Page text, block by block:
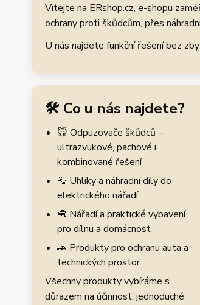
Vítejte na ERshop.cz, e-shopu
ochrany proti škůdcům, přes
U nás najdete funkční řešení bez
🛠️ Co u nás najdete?
🐭 Odpuzovače škůdců –
ultrazvukové, pachové i
kombinované řešení
🔩 Uhlíky a náhradní díly do
elektrického nářadí
🧰 Nářadí a praktické vybavení
pro dílnu a domácnost
🚗 Produkty pro ochranu auta a
technických prostor
Všechny produkty vybíráme s
důrazem na účinnost, jednoduché